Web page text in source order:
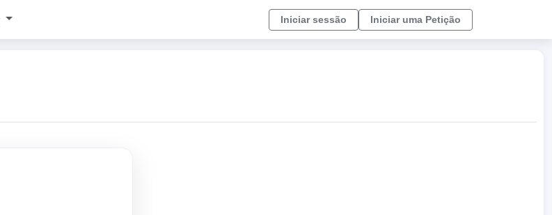
Iniciar sessão Iniciar uma Petição